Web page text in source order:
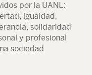
por la UANL:
igualdad,
solidaridad
y profesional
sociedad